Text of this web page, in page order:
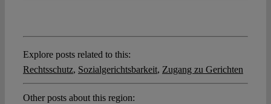
Explore posts related to this:
Rechtsschutz, Sozialgerichtsbarkeit, Zugang zu Gerichten
Other posts about this region: